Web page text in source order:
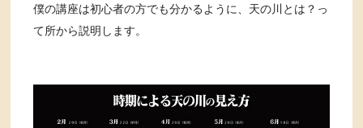
僕の講座は初心者の方でも分かるように、天の川とは？っ
て所から説明します。